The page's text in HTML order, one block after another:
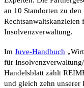
an 10 Standorten zu
Rechtsanwaltskanzleien
Insolvenzverwaltung.
Im Juve-Handbuch
für
Handelsblatt zählt
und gleich zehn unserer